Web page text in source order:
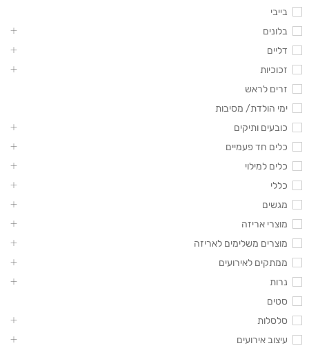
בייבי
בלונים
דליים
זכוכיות
זרים לראש
ימי הולדת/ מסיבות
כובעים ותיקים
כלים חד פעמיים
כלים למילוי
כללי
מגשים
מוצרי אריזה
מוצרים משלימים לאריזה
ממתקים לאירועים
נרות
סטים
סלסלות
עיצוב אירועים